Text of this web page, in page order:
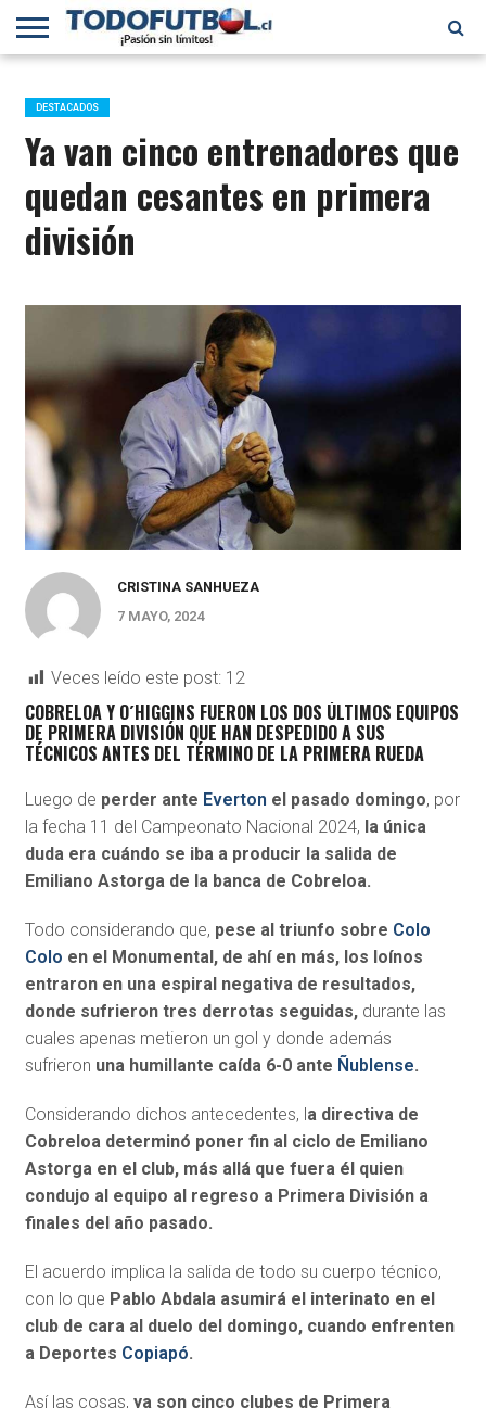
PRIMERA
B
SELECCIÓN
CHILENA
CHILENOS
EN EL
MUNDO
FÚTBOL
INTERNACIONAL
DESTACADOS
Ya van cinco entrenadores que
quedan cesantes en primera
división
CRISTINA SANHUEZA
7 MAYO, 2024
Veces leído este post: 12
COBRELOA Y O´HIGGINS FUERON LOS DOS ÚLTIMOS EQUIPOS
DE PRIMERA DIVISIÓN QUE HAN DESPEDIDO A SUS
TÉCNICOS ANTES DEL TÉRMINO DE LA PRIMERA RUEDA
Luego de perder ante Everton el pasado domingo, por
la fecha 11 del Campeonato Nacional 2024, la única
duda era cuándo se iba a producir la salida de
Emiliano Astorga de la banca de Cobreloa.
Todo considerando que, pese al triunfo sobre Colo
Colo en el Monumental, de ahí en más, los loínos
entraron en una espiral negativa de resultados,
donde sufrieron tres derrotas seguidas,durante las
cuales apenas metieron un gol y donde además
sufrieron una humillante caída 6-0 ante Ñublense.
Considerando dichos antecedentes, l a directiva de
Cobreloa determinó poner fin al ciclo de Emiliano
Astorga en el club, más allá que fuera él quien
condujo al equipo al regreso a Primera División a
finales del año pasado.
El acuerdo implica la salida de todo su cuerpo técnico,
con lo que Pablo Abdala asumirá el interinato en el
club de cara al duelo del domingo, cuando enfrenten
a Deportes Copiapó.
Así las cosas, ya son cinco clubes de Primera